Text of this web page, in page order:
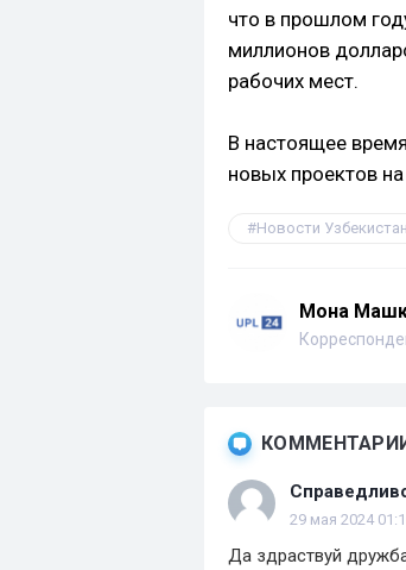
что в прошлом
миллионов
рабочих мест.
В настоящее
новых проектов
Новости
Мона
29 мая 2024
Да здраствуй